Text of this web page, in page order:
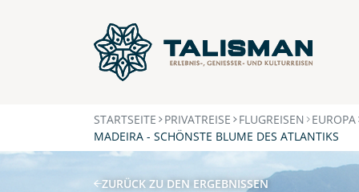
STARTSEITE PRIVATREISE FLUGREISEN EUROPA
MADEIRA - SCHÖNSTE BLUME DES ATLANTIKS
ZURÜCK ZU DEN ERGEBNISSEN